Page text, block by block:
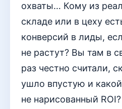
охваты… Кому из
складе или в цеху
конверсий в лиды,
не растут? Вы там в
раз честно считали,
ушло впустую и
не нарисованный